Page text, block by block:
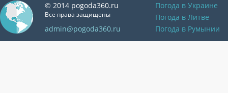
© 2014 pogoda360.ru
Все права защищены
admin@pogoda360.ru
Погода в Украине
Погода в Литве
Погода в Румынии